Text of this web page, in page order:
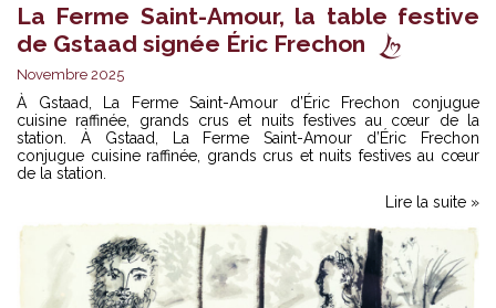
La Ferme Saint-Amour, la table festive
de Gstaad signée Éric Frechon
Novembre 2025
À Gstaad, La Ferme Saint-Amour d’Éric Frechon conjugue
cuisine raffinée, grands crus et nuits festives au cœur de la
station. À Gstaad, La Ferme Saint-Amour d’Éric Frechon
conjugue cuisine raffinée, grands crus et nuits festives au cœur
de la station.
Lire la suite »